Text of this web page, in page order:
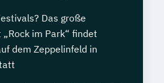
Das große
im Park“ findet
dem Zeppelinfeld in